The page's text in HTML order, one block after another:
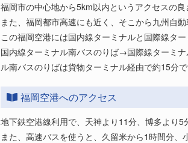
福岡市の中心地から5km以内というアクセスの
また、福岡都市高速にも近く、そこから九州自
この福岡空港には国内線ターミナルと国際線タ
国内線ターミナル南バスのりば→国際線ターミ
ル南バスのりばは貨物ターミナル経由で約15分で
福岡空港へのアクセス
地下鉄空港線利用で、天神より11分、博多より5
また、高速バスを使うと、久留米から1時間分、